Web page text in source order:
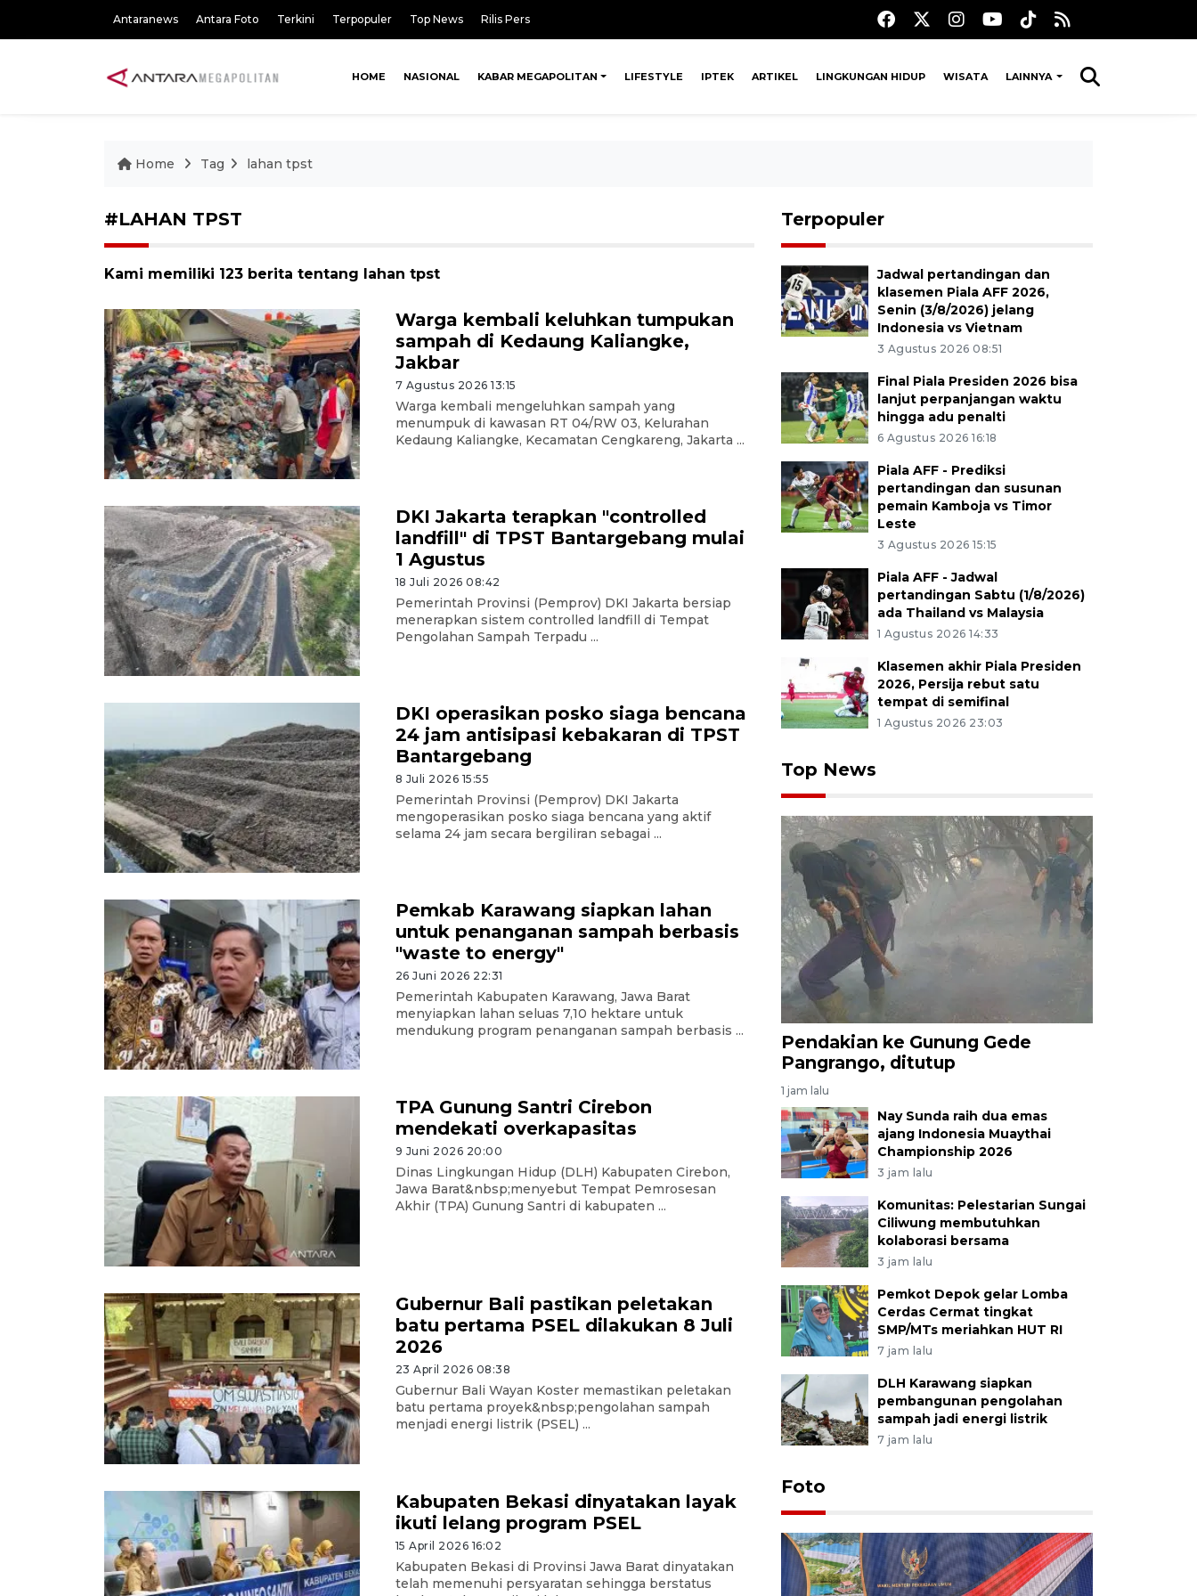
Antaranews Antara Foto Terkini Terpopuler Top News Rilis Pers
HOME NASIONAL KABAR MEGAPOLITAN LIFESTYLE IPTEK ARTIKEL LINGKUNGAN HIDUP WISATA LAINNYA
Home Tag lahan tpst
#LAHAN TPST
Kami memiliki 123 berita tentang lahan tpst
Warga kembali keluhkan tumpukan
sampah di Kedaung Kaliangke,
Jakbar
7 Agustus 2026 13:15
Warga kembali mengeluhkan sampah yang
menumpuk di kawasan RT 04/RW 03, Kelurahan
Kedaung Kaliangke, Kecamatan Cengkareng, Jakarta ...
DKI Jakarta terapkan "controlled
landfill" di TPST Bantargebang mulai
1 Agustus
18 Juli 2026 08:42
Pemerintah Provinsi (Pemprov) DKI Jakarta bersiap
menerapkan sistem controlled landfill di Tempat
Pengolahan Sampah Terpadu ...
DKI operasikan posko siaga bencana
24 jam antisipasi kebakaran di TPST
Bantargebang
8 Juli 2026 15:55
Pemerintah Provinsi (Pemprov) DKI Jakarta
mengoperasikan posko siaga bencana yang aktif
selama 24 jam secara bergiliran sebagai ...
Pemkab Karawang siapkan lahan
untuk penanganan sampah berbasis
"waste to energy"
26 Juni 2026 22:31
Pemerintah Kabupaten Karawang, Jawa Barat
menyiapkan lahan seluas 7,10 hektare untuk
mendukung program penanganan sampah berbasis ...
TPA Gunung Santri Cirebon
mendekati overkapasitas
9 Juni 2026 20:00
Dinas Lingkungan Hidup (DLH) Kabupaten Cirebon,
Jawa Barat&nbsp;menyebut Tempat Pemrosesan
Akhir (TPA) Gunung Santri di kabupaten ...
Gubernur Bali pastikan peletakan
batu pertama PSEL dilakukan 8 Juli
2026
23 April 2026 08:38
Gubernur Bali Wayan Koster memastikan peletakan
batu pertama proyek&nbsp;pengolahan sampah
menjadi energi listrik (PSEL) ...
Kabupaten Bekasi dinyatakan layak
ikuti lelang program PSEL
15 April 2026 16:02
Kabupaten Bekasi di Provinsi Jawa Barat dinyatakan
telah memenuhi persyaratan sehingga berstatus
Terpopuler
Jadwal pertandingan dan
klasemen Piala AFF 2026,
Senin (3/8/2026) jelang
Indonesia vs Vietnam
3 Agustus 2026 08:51
Final Piala Presiden 2026 bisa
lanjut perpanjangan waktu
hingga adu penalti
6 Agustus 2026 16:18
Piala AFF - Prediksi
pertandingan dan susunan
pemain Kamboja vs Timor
Leste
3 Agustus 2026 15:15
Piala AFF - Jadwal
pertandingan Sabtu (1/8/2026)
ada Thailand vs Malaysia
1 Agustus 2026 14:33
Klasemen akhir Piala Presiden
2026, Persija rebut satu
tempat di semifinal
1 Agustus 2026 23:03
Top News
Pendakian ke Gunung Gede
Pangrango, ditutup
1 jam lalu
Nay Sunda raih dua emas
ajang Indonesia Muaythai
Championship 2026
3 jam lalu
Komunitas: Pelestarian Sungai
Ciliwung membutuhkan
kolaborasi bersama
3 jam lalu
Pemkot Depok gelar Lomba
Cerdas Cermat tingkat
SMP/MTs meriahkan HUT RI
7 jam lalu
DLH Karawang siapkan
pembangunan pengolahan
sampah jadi energi listrik
7 jam lalu
Foto